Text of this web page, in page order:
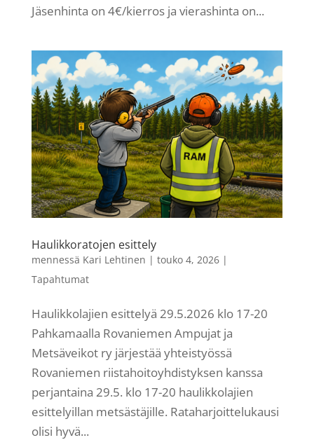
Jäsenhinta on 4€/kierros ja vierashinta on...
Haulikkoratojen esittely
mennessä Kari Lehtinen | touko 4, 2026|
Tapahtumat
Haulikkolajien esittelyä 29.5.2026 klo 17-20
Pahkamaalla Rovaniemen Ampujat ja
Metsäveikot ry järjestää yhteistyössä
Rovaniemen riistahoitoyhdistyksen kanssa
perjantaina 29.5. klo 17-20 haulikkolajien
esittelyillan metsästäjille. Rataharjoittelukausi
olisi hyvä...